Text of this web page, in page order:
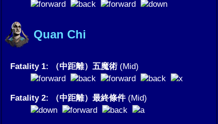
Quan Chi
Fatality 1: （中距離）五魔術(Mid)
Fatality 2: （中距離）最終條件(Mid)